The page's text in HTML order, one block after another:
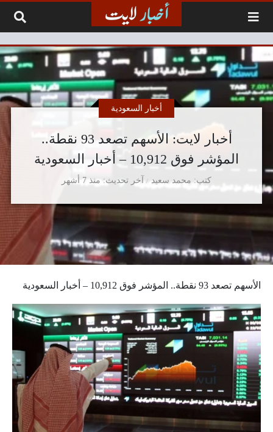
أخبار لايت: الأسهم تصعد 93 نقطة..
المؤشر فوق 10,912 – أخبار السعودية
كتب محمد سعيد
أخبار السعودية
آخر تحديث منذ 7 أشهر
الأسهم تصعد 93 نقطة.. المؤشر فوق 10,912 – أخبار السعودية